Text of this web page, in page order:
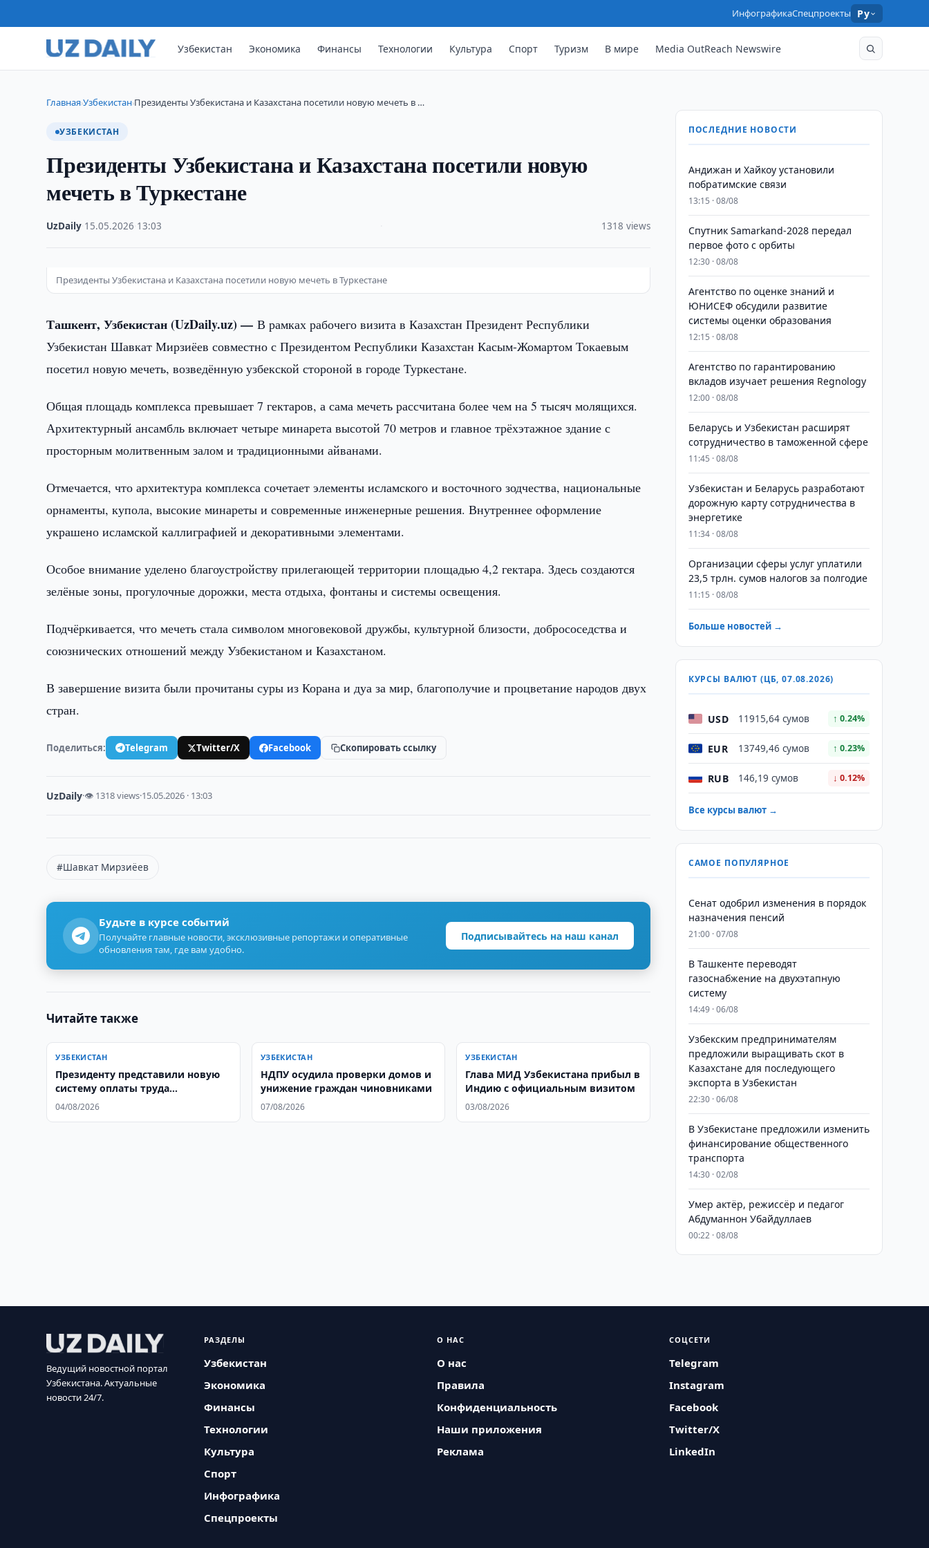
ИнфографикаСпецпроекты Ру
Узбекистан Экономика Финансы Технологии Культура Спорт Туризм В мире Media OutReach Newswire
Главная›Узбекистан›Президенты Узбекистана и Казахстана посетили новую мечеть в …
УЗБЕКИСТАН
Президенты Узбекистана и Казахстана посетили новую
мечеть в Туркестане
UzDaily 15.05.2026 13:03 1318 views
Президенты Узбекистана и Казахстана посетили новую мечеть в Туркестане
Ташкент, Узбекистан (UzDaily.uz) —В рамках рабочего визита в Казахстан Президент Республики
Узбекистан Шавкат Мирзиёев совместно с Президентом Республики Казахстан Касым-Жомартом Токаевым
посетил новую мечеть, возведённую узбекской стороной в городе Туркестане.
Общая площадь комплекса превышает 7 гектаров, а сама мечеть рассчитана более чем на 5 тысяч молящихся.
Архитектурный ансамбль включает четыре минарета высотой 70 метров и главное трёхэтажное здание с
просторным молитвенным залом и традиционными айванами.
Отмечается, что архитектура комплекса сочетает элементы исламского и восточного зодчества, национальные
орнаменты, купола, высокие минареты и современные инженерные решения. Внутреннее оформление
украшено исламской каллиграфией и декоративными элементами.
Особое внимание уделено благоустройству прилегающей территории площадью 4,2 гектара. Здесь создаются
зелёные зоны, прогулочные дорожки, места отдыха, фонтаны и системы освещения.
Подчёркивается, что мечеть стала символом многовековой дружбы, культурной близости, добрососедства и
союзнических отношений между Узбекистаном и Казахстаном.
В завершение визита были прочитаны суры из Корана и дуа за мир, благополучие и процветание народов двух
стран.
Поделиться: Telegram Twitter/X Facebook Скопировать ссылку
UzDaily·👁 1318 views·15.05.2026 · 13:03
#Шавкат Мирзиёев
Будьте в курсе событий
Получайте главные новости, эксклюзивные репортажи и оперативные
обновления там, где вам удобно.
Подписывайтесь на наш канал
Читайте также
УЗБЕКИСТАН
Президенту представили новую
систему оплаты труда
госслужащих
04/08/2026
УЗБЕКИСТАН
НДПУ осудила проверки домов и
унижение граждан чиновниками
07/08/2026
УЗБЕКИСТАН
Глава МИД Узбекистана прибыл в
Индию с официальным визитом
03/08/2026
ПОСЛЕДНИЕ НОВОСТИ
Андижан и Хайкоу установили
побратимские связи
13:15 · 08/08
Спутник Samarkand-2028 передал
первое фото с орбиты
12:30 · 08/08
Агентство по оценке знаний и
ЮНИСЕФ обсудили развитие
системы оценки образования
12:15 · 08/08
Агентство по гарантированию
вкладов изучает решения Regnology
12:00 · 08/08
Беларусь и Узбекистан расширят
сотрудничество в таможенной сфере
11:45 · 08/08
Узбекистан и Беларусь разработают
дорожную карту сотрудничества в
энергетике
11:34 · 08/08
Организации сферы услуг уплатили
23,5 трлн. сумов налогов за полгодие
11:15 · 08/08
Больше новостей →
КУРСЫ ВАЛЮТ (ЦБ, 07.08.2026)
USD 11915,64 сумов ↑ 0.24%
EUR 13749,46 сумов ↑ 0.23%
RUB 146,19 сумов ↓ 0.12%
Все курсы валют →
САМОЕ ПОПУЛЯРНОЕ
Сенат одобрил изменения в порядок
назначения пенсий
21:00 · 07/08
В Ташкенте переводят
газоснабжение на двухэтапную
систему
14:49 · 06/08
Узбекским предпринимателям
предложили выращивать скот в
Казахстане для последующего
экспорта в Узбекистан
22:30 · 06/08
В Узбекистане предложили изменить
финансирование общественного
транспорта
14:30 · 02/08
Умер актёр, режиссёр и педагог
Абдуманнон Убайдуллаев
00:22 · 08/08
Ведущий новостной портал
Узбекистана. Актуальные
новости 24/7.
РАЗДЕЛЫ
Узбекистан
Экономика
Финансы
Технологии
Культура
Спорт
Инфографика
Спецпроекты
О НАС
О нас
Правила
Конфиденциальность
Наши приложения
Реклама
СОЦСЕТИ
Telegram
Instagram
Facebook
Twitter/X
LinkedIn